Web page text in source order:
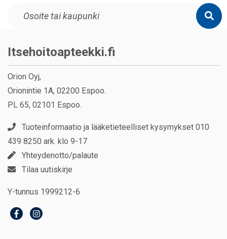
Itsehoitoapteekki.fi
Orion Oyj,
Orionintie 1A, 02200 Espoo.
PL 65, 02101 Espoo.
Tuoteinformaatio ja lääketieteelliset kysymykset 010
439 8250 ark. klo 9-17
Yhteydenotto/palaute
Tilaa uutiskirje
Y-tunnus 1999212-6